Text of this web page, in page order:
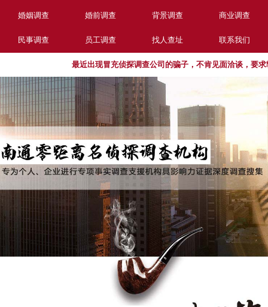
婚姻调查 婚前调查 背景调查 商业调查
民事调查 员工调查 找人查址 联系我们
最近出现冒充侦探调查公司的骗子，不肯见面洽谈，要求转